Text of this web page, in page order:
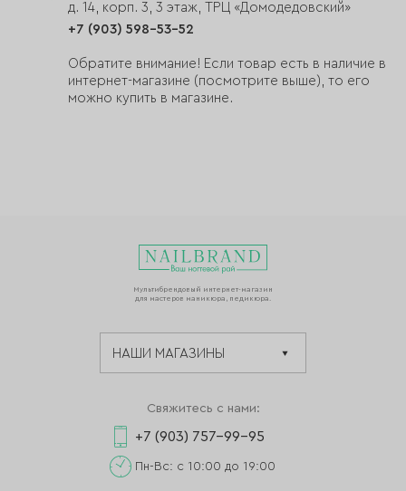
д. 14, корп. 3, 3 этаж, ТРЦ «Домодедовский»
+7 (903) 598-53-52
Обратите внимание! Если товар есть в наличие в
интернет-магазине (посмотрите выше), то его
можно купить в магазине.
Мультибрендовый интернет-магазин
для мастеров маникюра, педикюра.
Свяжитесь с нами:
+7 (903) 757-99-95
Пн-Вс: с 10:00 до 19:00